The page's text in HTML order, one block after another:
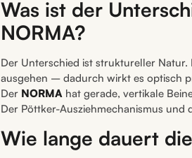
Was ist der
NORMA?
Der Unterschied ist struktureller Natur.
ausgehen – dadurch wirkt es optisch
Der NORMA hat gerade, vertikale
Der Pöttker-Ausziehmechanismus und
Wie lange dauert